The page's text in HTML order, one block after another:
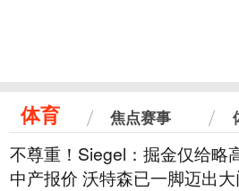
体育 焦点赛事
不尊重！Siegel：掘金仅给略
中产报价 沃特森已一脚迈出大